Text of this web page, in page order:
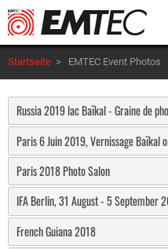
Direkt
zum
Inhalt
Startseite > EMTEC Event Photos
Russia 2019 lac Baïkal - Graine de
Paris 6 Juin 2019, Vernissage Baïkal
Paris 2018 Photo Salon
IFA Berlin, 31 August - 5 September
French Guiana 2018